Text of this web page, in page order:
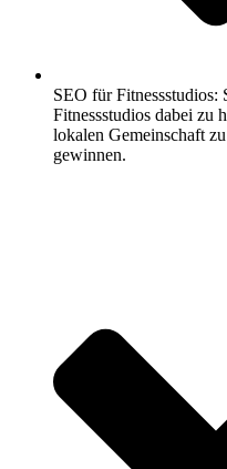
SEO für Fitnessstudios:
Fitnessstudios dabei zu
lokalen Gemeinschaft
gewinnen.